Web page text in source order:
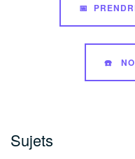
📅
☎️
Sujets